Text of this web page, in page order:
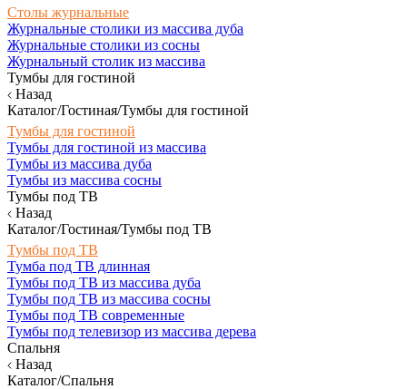
Столы журнальные
Журнальные столики из массива дуба
Журнальные столики из сосны
Журнальный столик из массива
Тумбы для гостиной
Назад
Каталог/Гостиная/Тумбы для гостиной
Тумбы для гостиной
Тумбы для гостиной из массива
Тумбы из массива дуба
Тумбы из массива сосны
Тумбы под ТВ
Назад
Каталог/Гостиная/Тумбы под ТВ
Тумбы под ТВ
Тумба под ТВ длинная
Тумбы под ТВ из массива дуба
Тумбы под ТВ из массива сосны
Тумбы под ТВ современные
Тумбы под телевизор из массива дерева
Спальня
Назад
Каталог/Спальня